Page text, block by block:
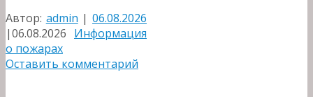
Автор: admin | 06.08.2026
|06.08.2026 Информация
о пожарах
Оставить комментарий